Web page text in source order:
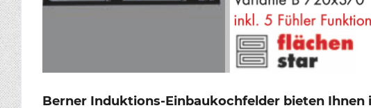
Berner Induktions-Einbaukochfelder bieten